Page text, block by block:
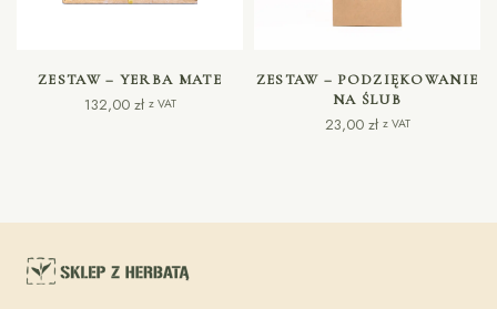
DODAJ DO KOSZYKA
ZESTAW – YERBA MATE
132,00 zł z VAT
DODAJ DO KOSZYKA
ZESTAW – PODZIĘKOWANIE
NA ŚLUB
23,00 zł z VAT